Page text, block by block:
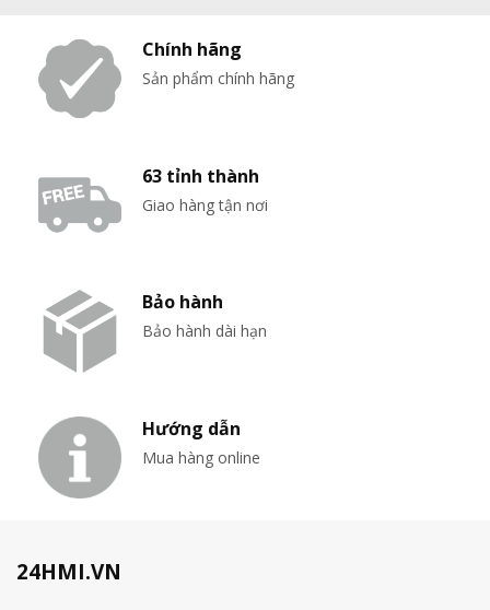
Chính hãng
Sản phẩm chính hãng
63 tỉnh thành
Giao hàng tận nơi
Bảo hành
Bảo hành dài hạn
Hướng dẫn
Mua hàng online
24HMI.VN